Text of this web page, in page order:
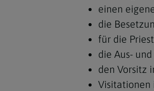
einen
die
für die
die Aus-
den Vorsitz
Visitationen